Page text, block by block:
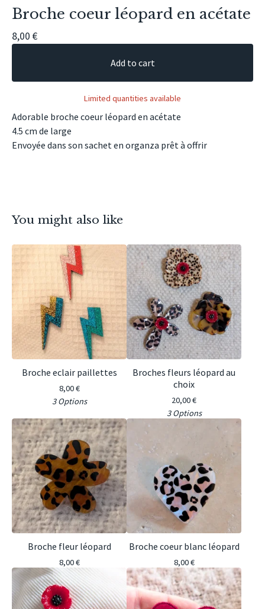
Broche coeur léopard en acétate
8,00 €
Add to cart
Limited quantities available
Adorable broche coeur léopard en acétate
4.5 cm de large
Envoyée dans son sachet en organza prêt à offrir
You might also like
Broche eclair paillettes
8,00€
3 Options
Broches fleurs léopard au
choix
20,00€
3 Options
Broche fleur léopard
8,00€
Broche coeur blanc léopard
8,00€